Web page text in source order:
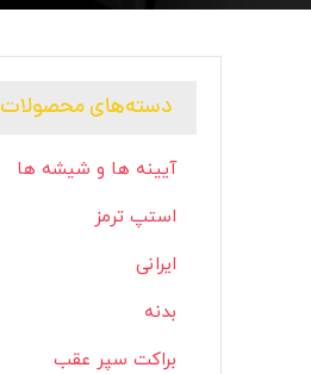
دسته‌های محصولات
آیینه ها و شیشه ها
استپ ترمز
ایرانی
بدنه
براکت سپر عقب